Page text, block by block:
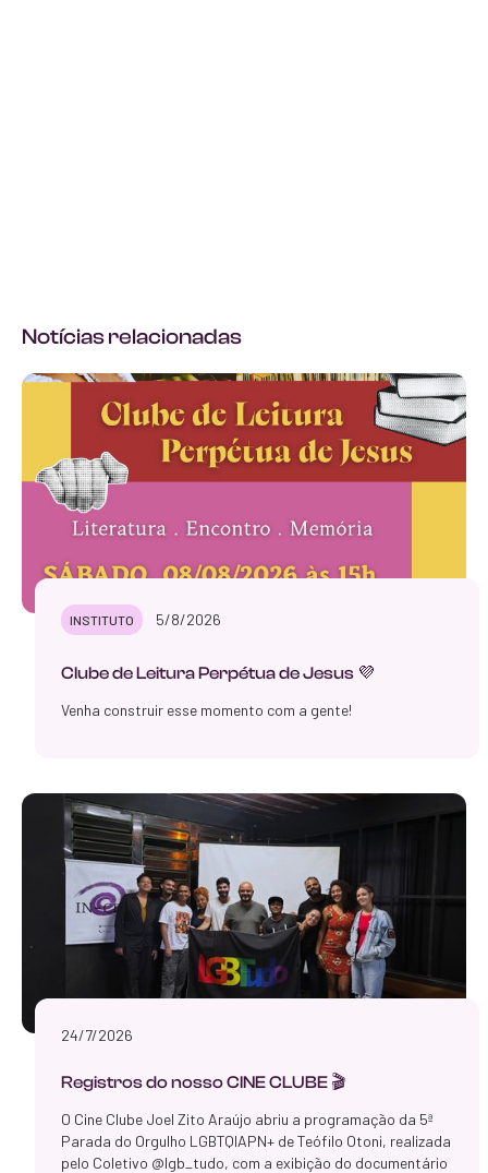
Notícias relacionadas
INSTITUTO 5/8/2026
Clube de Leitura Perpétua de Jesus 💜
Venha construir esse momento com a gente!
24/7/2026
Registros do nosso CINE CLUBE 🎬
O Cine Clube Joel Zito Araújo abriu a programação da 5ª
Parada do Orgulho LGBTQIAPN+ de Teófilo Otoni, realizada
pelo Coletivo @lgb_tudo, com a exibição do documentário